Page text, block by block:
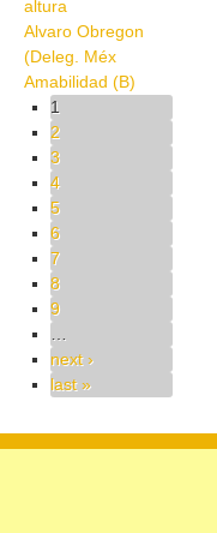
altura
Alvaro Obregon
(Deleg. Méx
Amabilidad (B)
Pages
1
2
3
4
5
6
7
8
9
next ›
last »